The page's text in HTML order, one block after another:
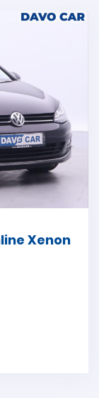
Xenon